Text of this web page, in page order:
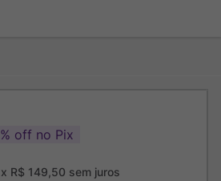
% off no Pix
x R$ 149,50 sem juros